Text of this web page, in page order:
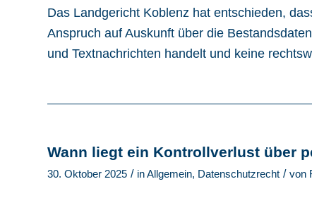
Das Landgericht Koblenz hat entschieden,
Anspruch auf Auskunft über die
und Textnachrichten handelt und keine
Wann liegt ein Kontrollverlust über
30. Oktober 2025 / inAllgemein, Datenschutzrecht / von